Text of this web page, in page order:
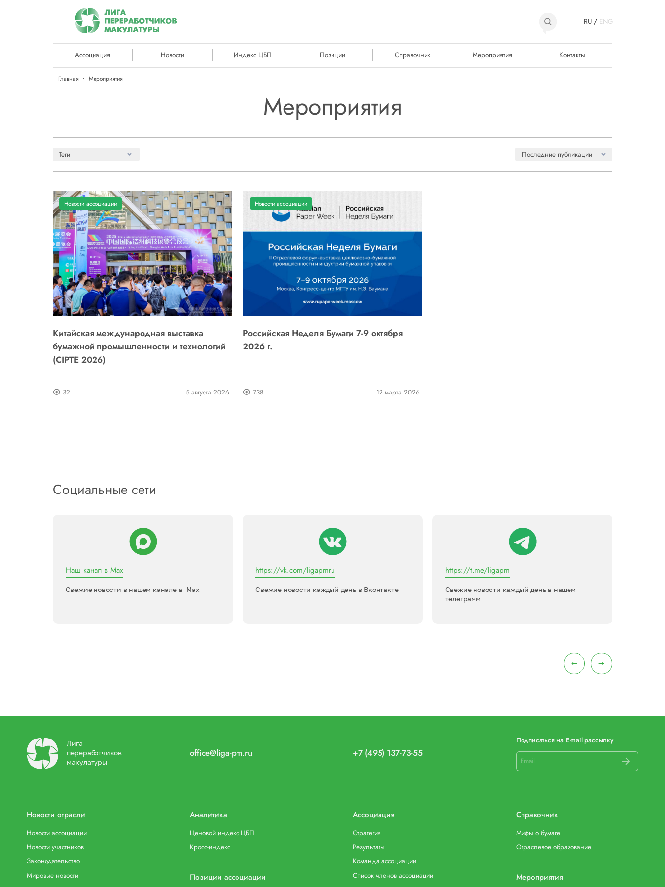
RU/ ENG
Ассоциация Новости Индекс ЦБП Позиции Справочник Мероприятия Контакты
Главная Мероприятия
Мероприятия
Теги Последние публикации
Новости ассоциации
Китайская международная выставка
бумажной промышленности и технологий
(CIPTE 2026)
32 5 августа 2026
Новости ассоциации
Российская Неделя Бумаги 7-9 октября
2026 г.
738 12 марта 2026
Социальные сети
Наш канал в Max
Свежие новости в нашем канале в Max
https://vk.com/ligapmru
Свежие новости каждый день в Вконтакте
https://t.me/ligapm
Свежие новости каждый день в нашем
телеграмм
Лига
переработчиков
макулатуры
office@liga-pm.ru +7 (495) 137-73-55
Подписаться на E-mail рассылку
Новости отрасли
Новости ассоциации
Новости участников
Законодательство
Мировые новости
Аналитика
Ценовой индекс ЦБП
Кросс-индекс
Позиции ассоциации
Ассоциация
Стратегия
Результаты
Команда ассоциации
Список членов ассоциации
Справочник
Мифы о бумаге
Отраслевое образование
Мероприятия